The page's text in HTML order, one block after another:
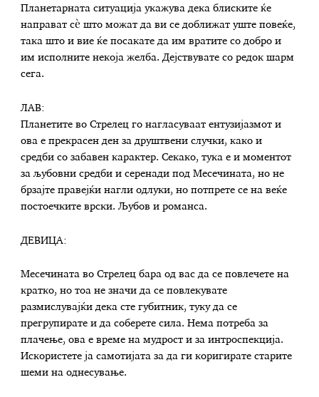
Планетарната ситуација укажува дека блиските ќе
направат сè што можат да ви се доближат уште повеќе,
така што и вие ќе посакате да им вратите со добро и
им исполните некоја желба. Дејствувате со редок шарм
сега.
ЛАВ:
Планетите во Стрелец го нагласуваат ентузијазмот и
ова е прекрасен ден за друштвени случки, како и
средби со забавен карактер. Секако, тука е и моментот
за љубовни средби и серенади под Месечината, но не
брзајте правејќи нагли одлуки, но потпрете се на веќе
постоечките врски. Љубов и романса.
ДЕВИЦА:
Месечината во Стрелец бара од вас да се повлечете на
кратко, но тоа не значи да се повлекувате
размислувајќи дека сте губитник, туку да се
прегрупирате и да соберете сила. Нема потреба за
плачење, ова е време на мудрост и за интроспекција.
Искористете ја самотијата за да ги коригирате старите
шеми на однесување.